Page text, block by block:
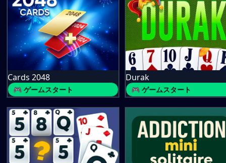
Cards 2048
🎮 ゲームスタート
Durak
🎮 ゲームスタート